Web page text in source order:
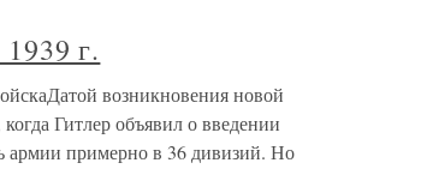
г.
возникновения новой
Гитлер объявил о введении
армии примерно в 36 дивизий. Но